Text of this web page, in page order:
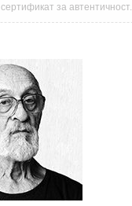
сертификат за автентичност.